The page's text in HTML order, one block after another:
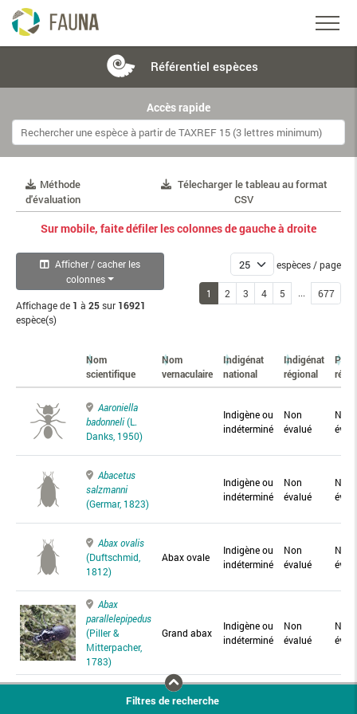
Référentiel espèces
Accès rapide
Méthode
d'évaluation
Télecharger le tableau au format
CSV
Sur mobile, faite défiler les colonnes de gauche à droite
Afficher / cacher les
colonnes
Affichage de 1 à 25sur 16921
espèce(s)
espèces / page
1 2 3 4 5 ... 677
Nom
scientifique
Nom
vernaculaire
Indigénat
national
Indigénat
régional
Aaroniella
badonneli(L.
Danks, 1950)
Indigène ou
indéterminé
Non
évalué
Non
Abacetus
salzmanni
(Germar, 1823)
Indigène ou
indéterminé
Non
évalué
Non
Abax ovalis
(Duftschmid,
1812)
Abax ovale
Indigène ou
indéterminé
Non
évalué
Non
Abax
parallelepipedus
(Piller &
Mitterpacher,
1783)
Grand abax
Indigène ou
indéterminé
Non
évalué
Non
Abax
Abax
Filtres de recherche